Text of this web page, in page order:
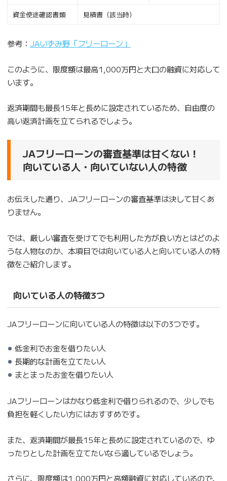
資金使途確認書類 見積書（該当時）
参考： JAいずみ野「フリーローン」
このように、限度額は最高1,000万円と大口の融資に対応して
います。
返済期間も最長15年と長めに設定されているため、自由度の
高い返済計画を立てられるでしょう。
JAフリーローンの審査基準は甘くない！
向いている人・向いていない人の特徴
お伝えした通り、JAフリーローンの審査基準は決して甘くあ
りません。
では、厳しい審査を受けてでも利用した方が良い方とはどのよ
うな人物なのか、本項目では向いている人と向いている人の特
徴をご紹介します。
向いている人の特徴3つ
JAフリーローンに向いている人の特徴は以下の3つです。
低金利でお金を借りたい人
長期的な計画を立てたい人
まとまったお金を借りたい人
JAフリーローンはかなり低金利で借りられるので、少しでも
負担を軽くしたい方にはおすすめです。
また、返済期間が最長15年と長めに設定されているので、ゆ
ったりとした計画を立てたいなら適しているでしょう。
さらに、限度額は1,000万円と高額融資に対応しているので、